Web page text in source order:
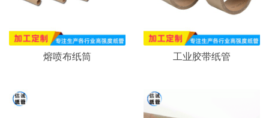
熔喷布纸筒 工业胶带纸管